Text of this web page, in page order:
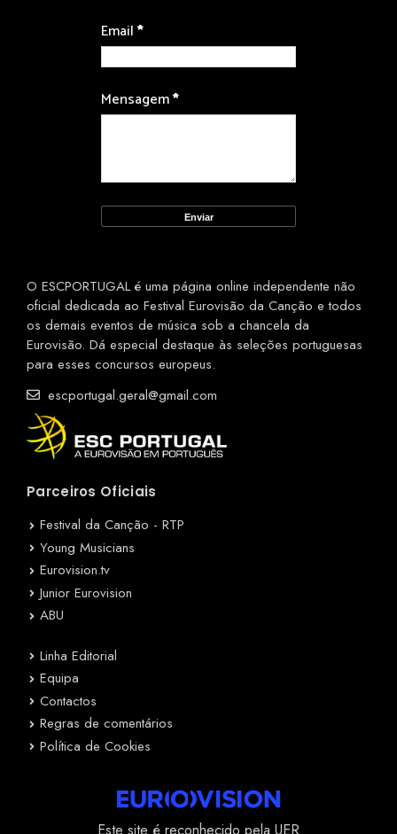
Email*
Mensagem*
O ESCPORTUGAL é uma página online independente não
oficial dedicada ao Festival Eurovisão da Canção e todos
os demais eventos de música sob a chancela da
Eurovisão. Dá especial destaque às seleções portuguesas
para esses concursos europeus.
escportugal.geral@gmail.com
Parceiros Oficiais
Festival da Canção - RTP
Young Musicians
Eurovision.tv
Junior Eurovision
ABU
Linha Editorial
Equipa
Contactos
Regras de comentários
Política de Cookies